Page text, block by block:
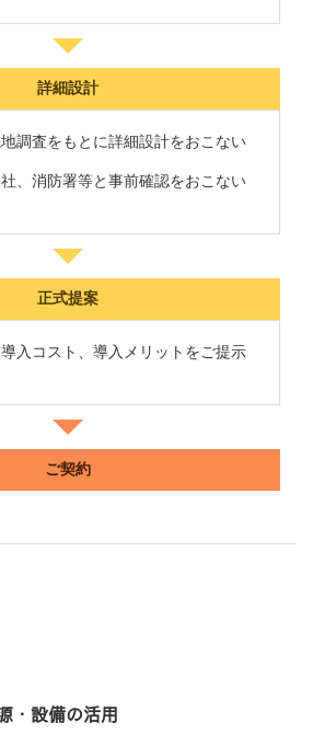
詳細設計
地調査をもとに詳細設計をおこない
社、消防署等と事前確認をおこない
正式提案
導入コスト、導入メリットをご提示
ご契約
・設備の活用